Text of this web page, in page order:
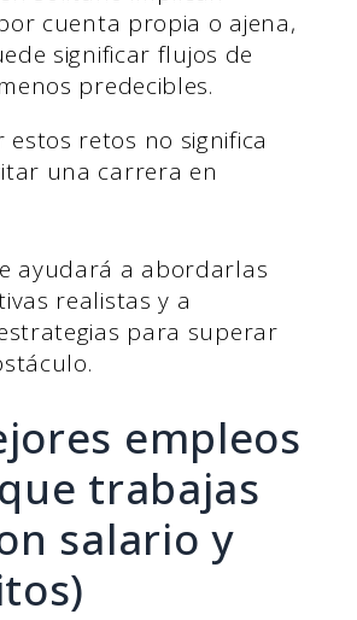
cuenta propia o ajena,
significar flujos de
predecibles.
estos retos no significa
una carrera en
ayudará a abordarlas
realistas y a
para superar
empleos
trabajas
salario y